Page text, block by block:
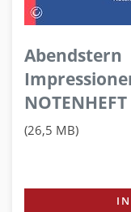
Abendstern
NOTENHEFT
(26,5 MB)